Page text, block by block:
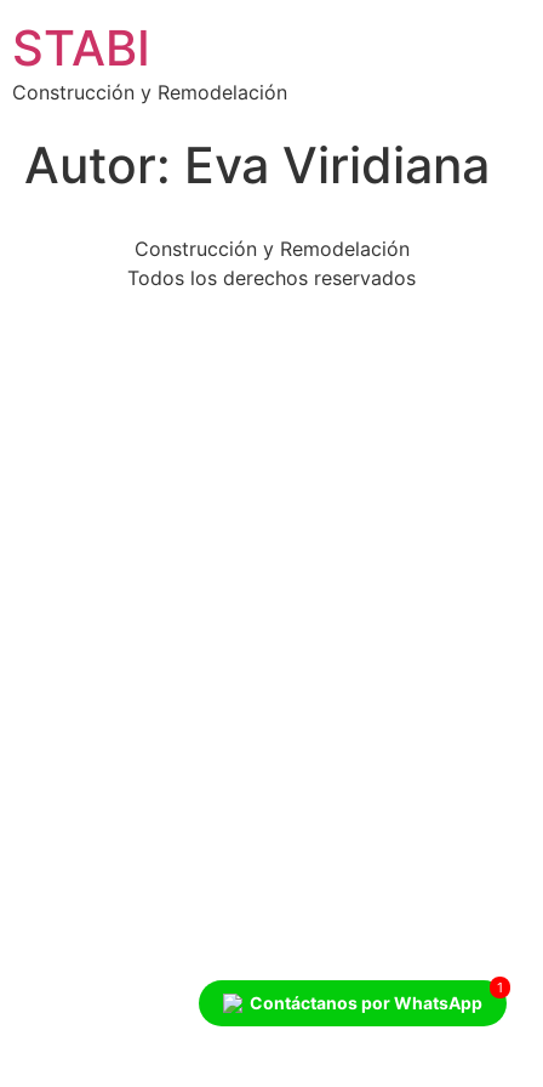
STABI
Construcción y Remodelación
Autor: Eva Viridiana
Construcción y Remodelación
Todos los derechos reservados
Contáctanos por WhatsApp
1